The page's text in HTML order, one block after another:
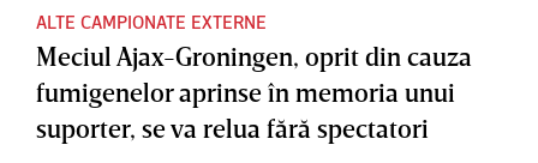
ALTE CAMPIONATE EXTERNE
Meciul Ajax-Groningen, oprit din cauza
fumigenelor aprinse în memoria unui
suporter, se va relua fără spectatori